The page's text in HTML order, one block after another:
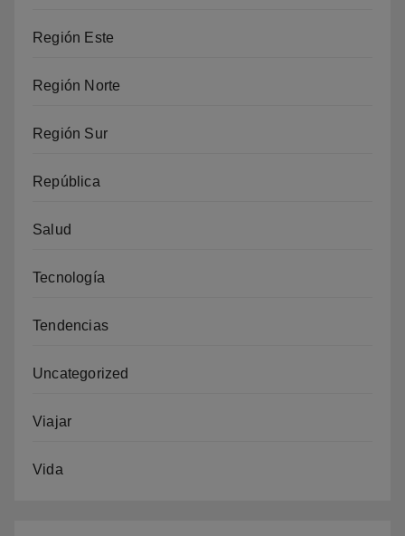
Región Este
Región Norte
Región Sur
República
Salud
Tecnología
Tendencias
Uncategorized
Viajar
Vida